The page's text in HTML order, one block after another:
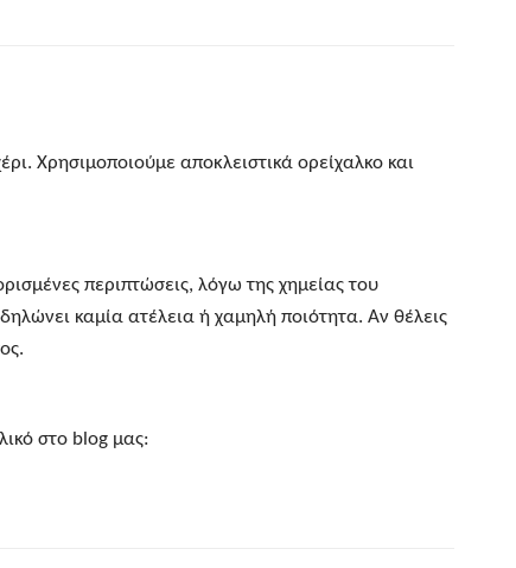
Χρησιμοποιούμε αποκλειστικά ορείχαλκο και
περιπτώσεις, λόγω της χημείας του
καμία ατέλεια ή χαμηλή ποιότητα. Αν θέλεις
στο blog μας: